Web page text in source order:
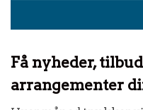
Få nyheder,
arrangementer